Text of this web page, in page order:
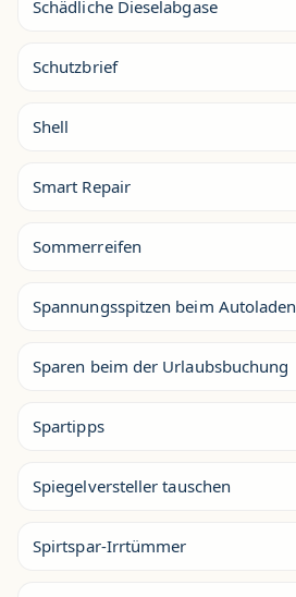
Schädliche Dieselabgase
Schutzbrief
Shell
Smart Repair
Sommerreifen
Spannungsspitzen beim Autoladen
Sparen beim der Urlaubsbuchung
Spartipps
Spiegelversteller tauschen
Spirtspar-Irrtümmer